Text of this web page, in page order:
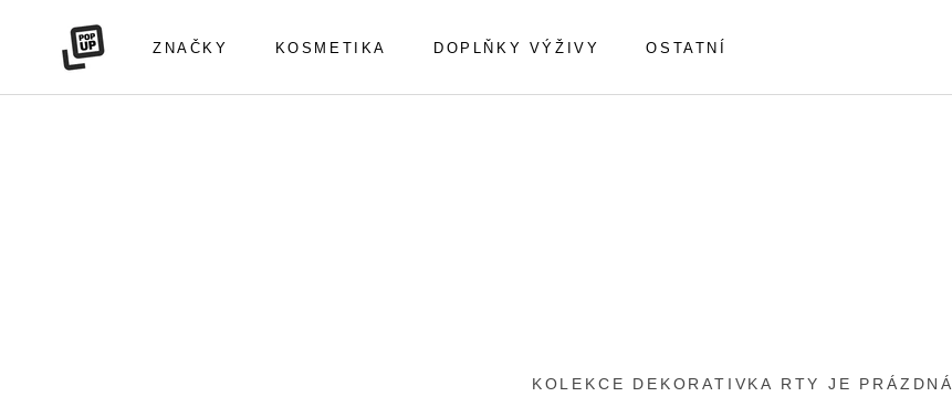
ZNAČKY KOSMETIKA DOPLŇKY VÝŽIVY OSTATNÍ
KOLEKCE DEKORATIVKA RTY JE PRÁZDNÁ